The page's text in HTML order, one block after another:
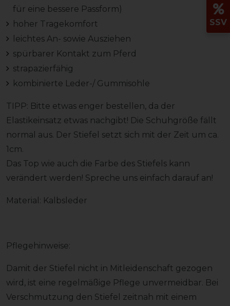
für eine bessere Passform)
hoher Tragekomfort
leichtes An- sowie Ausziehen
spürbarer Kontakt zum Pferd
strapazierfähig
kombinierte Leder-/ Gummisohle
TIPP: Bitte etwas enger bestellen, da der
Elastikeinsatz etwas nachgibt! Die Schuhgröße fällt
normal aus. Der Stiefel setzt sich mit der Zeit um ca.
1cm.
Das Top wie auch die Farbe des Stiefels kann
verändert werden! Spreche uns einfach darauf an!
Material: Kalbsleder
Pflegehinweise:
Damit der Stiefel nicht in Mitleidenschaft gezogen
wird, ist eine regelmäßige Pflege unvermeidbar. Bei
Verschmutzung den Stiefel zeitnah mit einem
SSV